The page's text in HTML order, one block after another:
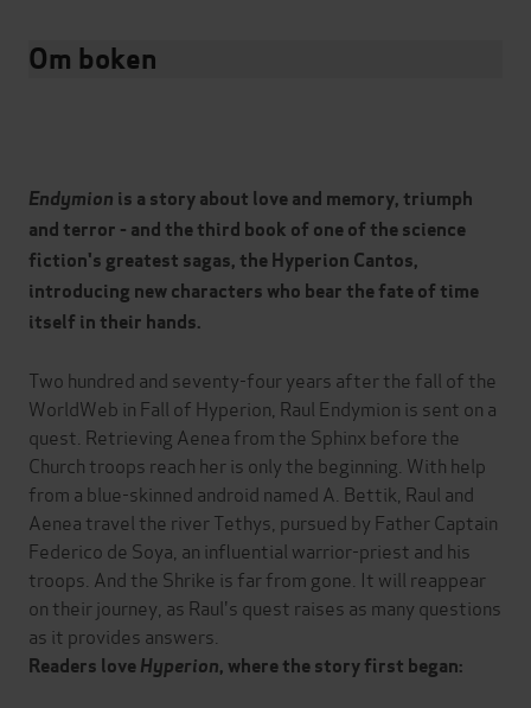
Om boken
Endymion is a story about love and memory, triumph
and terror - and the third book of one of the science
fiction's greatest sagas, the Hyperion Cantos,
introducing new characters who bear the fate of time
itself in their hands.
Two hundred and seventy-four years after the fall of the
WorldWeb in Fall of Hyperion, Raul Endymion is sent on a
quest. Retrieving Aenea from the Sphinx before the
Church troops reach her is only the beginning. With help
from a blue-skinned android named A. Bettik, Raul and
Aenea travel the river Tethys, pursued by Father Captain
Federico de Soya, an influential warrior-priest and his
troops. And the Shrike is far from gone. It will reappear
on their journey, as Raul's quest raises as many questions
as it provides answers.
Readers loveHyperion, where the story first began: